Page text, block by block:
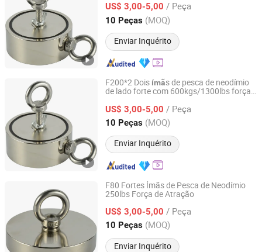
US$ 3,00-5,00 / Peça
10 Peças (MOQ)
Enviar Inquérito
Zhejiang, China Desde 2020
F200*2 Dois ímãs de pesca de neodímio
de lado forte com 600kgs/1300lbs força
US$ 3,00-5,00 / Peça
10 Peças (MOQ)
Enviar Inquérito
Ningbo Ketai Magnetic Material Co., Ltd.
Zhejiang, China Desde 2020
F80 Fortes Ímãs de Pesca de Neodímio
250lbs Força de Atração
US$ 3,00-5,00 / Peça
10 Peças (MOQ)
Enviar Inquérito
Ningbo Ketai Magnetic Material Co., Ltd.
Zhejiang, China Desde 2020